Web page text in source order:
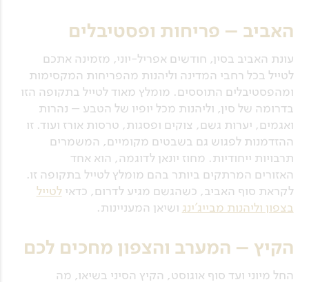
האביב – פריחות ופסטיבלים
עונת האביב בסין, חודשים אפריל-יוני, מזמינה אתכם
לטייל בכל רחבי המדינה וליהנות מהפריחות המקסימות
ומהפסטיבלים התוססים. מומלץ מאוד לטייל בתקופה הזו
בדרומה של סין, וליהנות מכל יופיו של הטבע – נהרות
ואגמים, יערות גשם, צוקים ופסגות, טרסות אורז ועוד. זו
ההזדמנות לפגוש גם בשבטים מקומיים, המשמרים
תרבויות ייחודיות. מחוז יונאן לדוגמה, הוא אחד
האזורים המרתקים ביותר בהם מומלץ לטייל בתקופה זו.
לקראת סוף האביב, כשהגשם מגיע לדרום, כדאילטייל
בצפון וליהנות מבייג'ינג ושיאן המעניינות.
הקיץ – המערב והצפון מחכים לכם
החל מיוני ועד סוף אוגוסט, הקיץ הסיני בשיאו, מה